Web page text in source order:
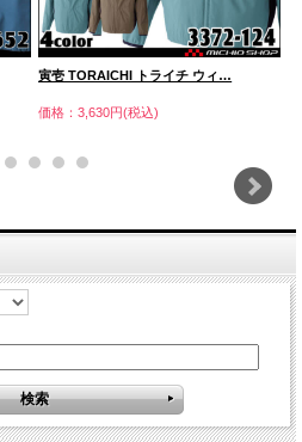
寅壱 TORAICHI トライチ ウィ…
価格：3,630円(税込)